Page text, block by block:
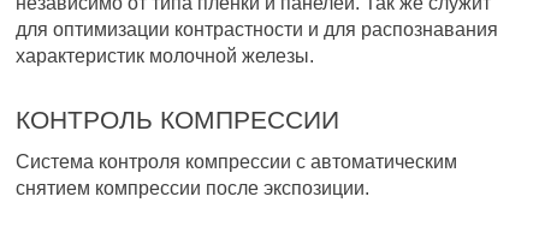
для оптимизации контрастности и для распознавания
характеристик молочной железы.
КОНТРОЛЬ КОМПРЕССИИ
Система контроля компрессии с автоматическим
снятием компрессии после экспозиции.